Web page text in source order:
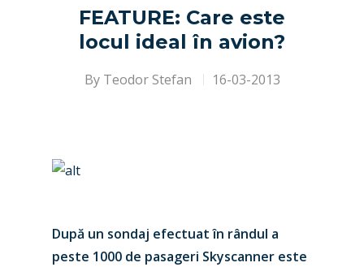
FEATURE: Care este
locul ideal în avion?
By Teodor Stefan 16-03-2013
După un sondaj efectuat în rândul a
peste 1000 de pasageri Skyscanner este